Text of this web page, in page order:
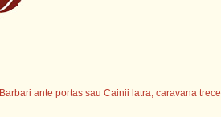
Barbari ante portas sau Cainii latra, caravana trece